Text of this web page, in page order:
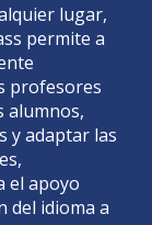
lugar,
permite a
profesores
alumnos,
y adaptar las
el apoyo
del idioma a